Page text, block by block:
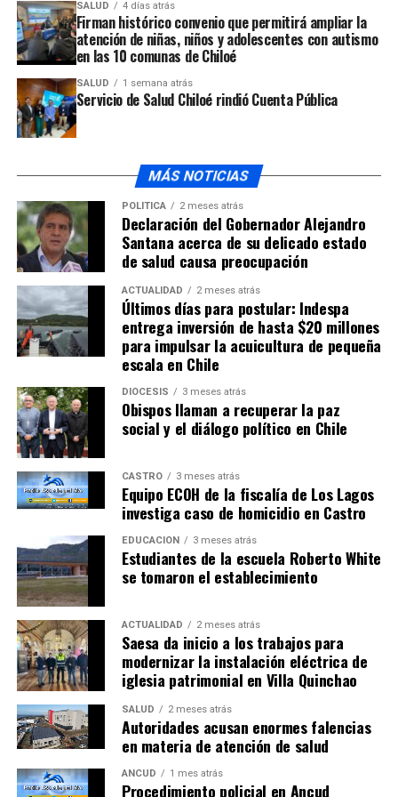
persona desaparecida.
En las primeras horas de este viernes, se reiniciaron las
tareas para dar con el cuerpo de infortunado hombre
cuando pasadas las 11 de la mañana se avisó del hallazgo
del cadáver.
Fue encontrada la embarcación robada desde
Quetalmahue
NO TE PIERDAS
Comunicado sobre intervención en calle Errazuriz
SALUD 4 días atrás
Firman histórico convenio que permitirá ampliar la
atención de niñas, niños y adolescentes con autismo
en las 10 comunas de Chiloé
SALUD 1 semana atrás
Servicio de Salud Chiloé rindió Cuenta Pública
MÁS NOTICIAS
POLÍTICA 2 meses atrás
Declaración del Gobernador Alejandro
Santana acerca de su delicado estado
de salud causa preocupación
ACTUALIDAD 2 meses atrás
Últimos días para postular: Indespa
entrega inversión de hasta $20 millones
para impulsar la acuicultura de pequeña
escala en Chile
DIÓCESIS 3 meses atrás
Obispos llaman a recuperar la paz
social y el diálogo político en Chile
CASTRO 3 meses atrás
Equipo ECOH de la fiscalía de Los Lagos
investiga caso de homicidio en Castro
EDUCACIÓN 3 meses atrás
Estudiantes de la escuela Roberto White
se tomaron el establecimiento
ACTUALIDAD 2 meses atrás
Saesa da inicio a los trabajos para
modernizar la instalación eléctrica de
iglesia patrimonial en Villa Quinchao
SALUD 2 meses atrás
Autoridades acusan enormes falencias
en materia de atención de salud
ANCUD 1 mes atrás
Procedimiento policial en Ancud